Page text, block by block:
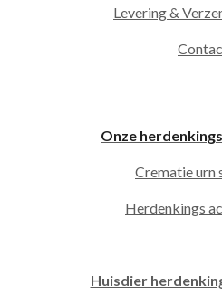
Levering &
Onze
Crematie urn
Herdenkings
Huisdier